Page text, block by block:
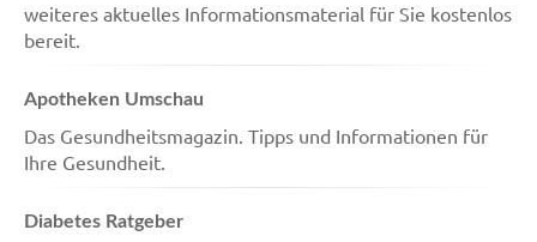
weiteres aktuelles Informationsmaterial für Sie kostenlos
bereit.
Apotheken Umschau
Das Gesundheitsmagazin. Tipps und Informationen für
Ihre Gesundheit.
Diabetes Ratgeber